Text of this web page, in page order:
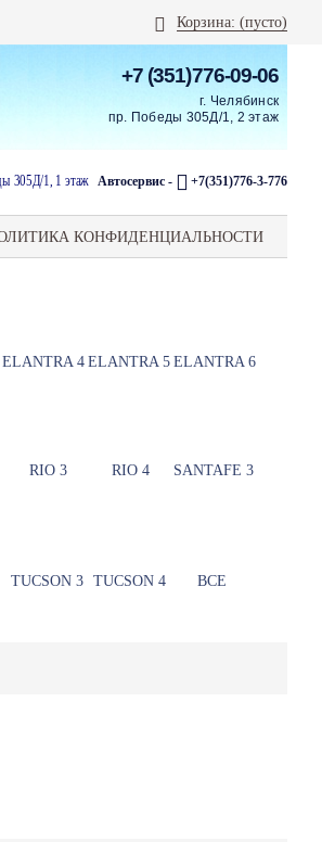
Корзина: (пусто)
+7 (351)776-09-06
г. Челябинск
пр. Победы 305Д/1, 2 этаж
305Д/1, 1 этаж Автосервис - +7(351)776-3-776
КОНФИДЕНЦИАЛЬНОСТИ
ELANTRA 4ELANTRA 5ELANTRA 6
RIO 3 RIO 4 SANTAFE 3
TUCSON 3 TUCSON 4 ВСЕ